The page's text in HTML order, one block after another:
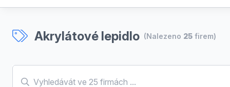
Akrylátové lepidlo (Nalezeno 25 firem)